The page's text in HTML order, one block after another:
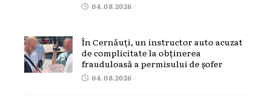
04.08.2026
În Cernăuți, un instructor auto acuzat
de complicitate la obținerea
frauduloasă a permisului de șofer
04.08.2026